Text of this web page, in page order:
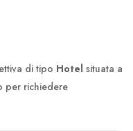
di tipo Hotel situata a
per richiedere